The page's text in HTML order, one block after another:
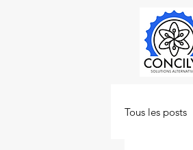
Tous les posts